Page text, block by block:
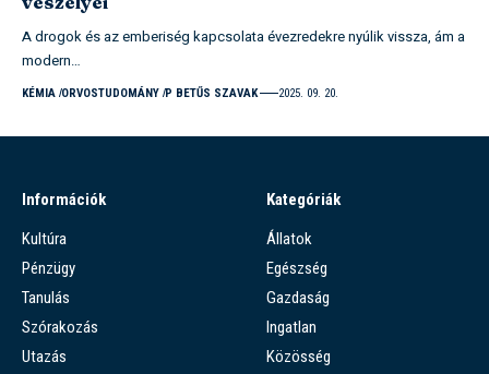
A drogok és az emberiség kapcsolata évezredekre nyúlik vissza, ám a
modern…
KÉMIA ORVOSTUDOMÁNY P BETŰS SZAVAK 2025. 09. 20.
Információk
Kultúra
Pénzügy
Tanulás
Szórakozás
Utazás
Kategóriák
Állatok
Egészség
Gazdaság
Ingatlan
Közösség